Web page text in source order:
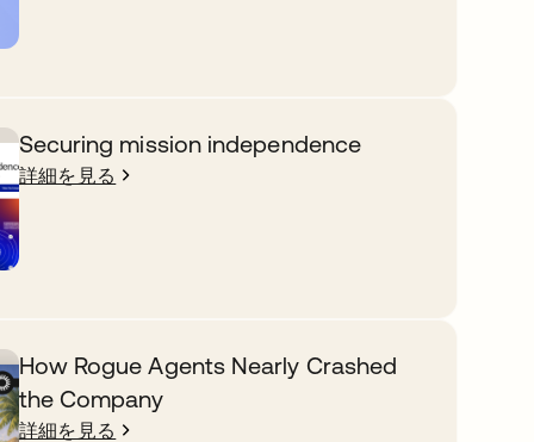
Securing mission independence
詳細を見る
How Rogue Agents Nearly Crashed
the Company
詳細を見る